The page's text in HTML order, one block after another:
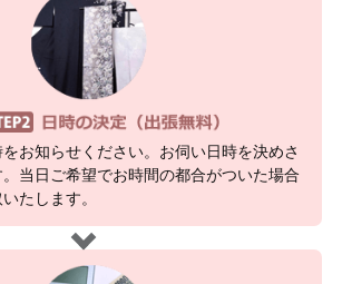
お知らせください。お伺い日時を決めさ
当日ご希望でお時間の都合がついた場合
たします。